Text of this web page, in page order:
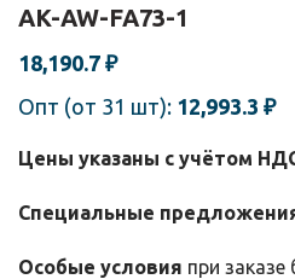
AK-AW-FA73-1
18,190.7 ₽
Опт (от 31 шт): 12,993.3 ₽
Цены указаны с учётом
Специальные
Особые условия при заказе